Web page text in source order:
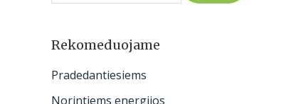
o
Rekomeduojame
Pradedantiesiems
Norintiems energijos